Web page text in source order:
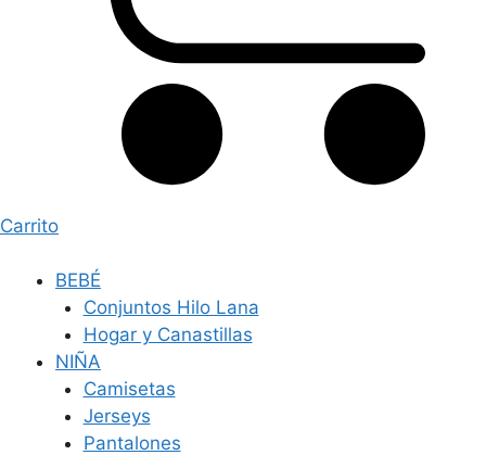
Carrito
BEBÉ
Conjuntos Hilo Lana
Hogar y Canastillas
NIÑA
Camisetas
Jerseys
Pantalones